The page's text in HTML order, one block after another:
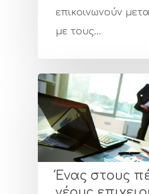
επικοινωνούν
με τους…
Ένας στους